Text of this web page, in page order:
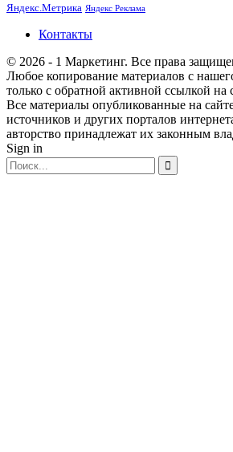
Яндекс.Метрика Яндекс Реклама
Контакты
© 2026 - 1 Маркетинг. Все права
Любое копирование материалов с
только с обратной активной ссылкой на
Все материалы опубликованные на
источников и других порталов
авторство принадлежат их законным
Sign in